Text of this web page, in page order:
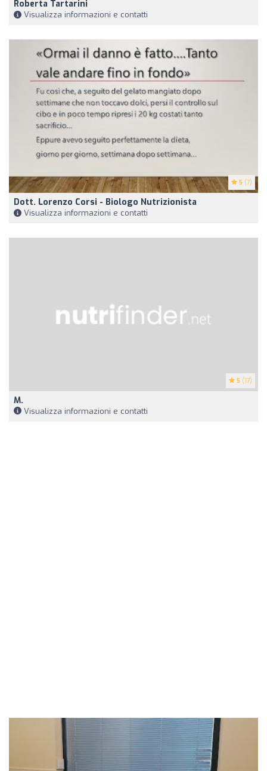
Roberta Tartarini
Visualizza informazioni e contatti
5 (7)
Dott. Lorenzo Corsi - Biologo Nutrizionista
Visualizza informazioni e contatti
5 (17)
M.
Visualizza informazioni e contatti